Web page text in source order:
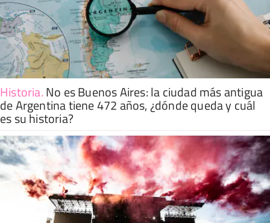
Historia.No es Buenos Aires: la ciudad más antigua
de Argentina tiene 472 años, ¿dónde queda y cuál
es su historia?